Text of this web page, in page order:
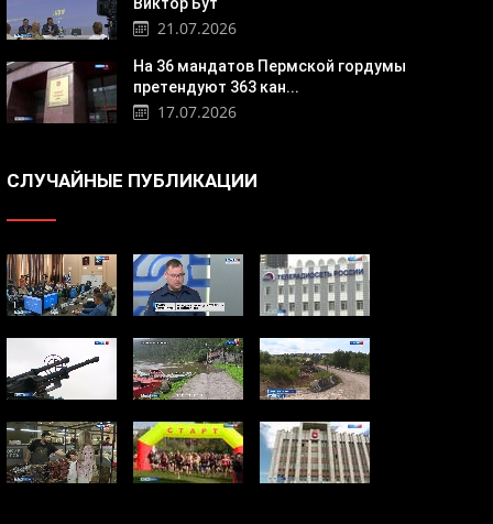
21.07.2026
На 36 мандатов Пермской гордумы
претендуют 363 кан...
17.07.2026
СЛУЧАЙНЫЕ ПУБЛИКАЦИИ